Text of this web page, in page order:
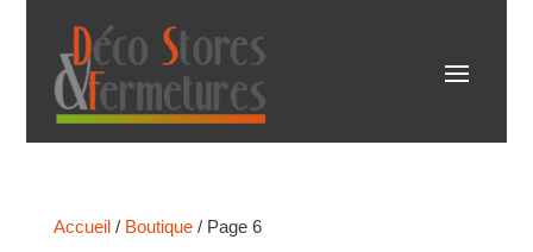
Accueil/ Boutique/ Page 6